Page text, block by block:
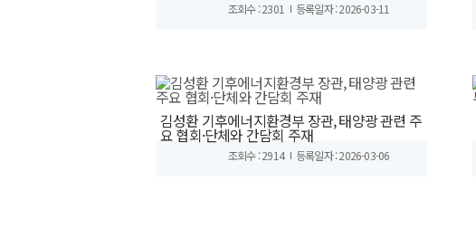
조회수 : 2301 등록일자 : 2026-03-11
김성환 기후에너지환경부 장관, 태양광 관련 주
요 협회·단체와 간담회 주재
조회수 : 2914 등록일자 : 2026-03-06